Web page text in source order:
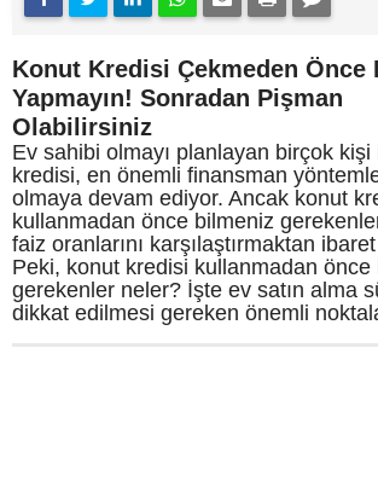
Konut Kredisi Çekmeden Önce
Yapmayın! Sonradan Pişman
Olabilirsiniz
Ev sahibi olmayı planlayan birçok
kredisi, en önemli finansman
olmaya devam ediyor. Ancak konut
kullanmadan önce bilmeniz
faiz oranlarını karşılaştırmaktan
Peki, konut kredisi kullanmadan önce
gerekenler neler? İşte ev satın alma
dikkat edilmesi gereken önemli